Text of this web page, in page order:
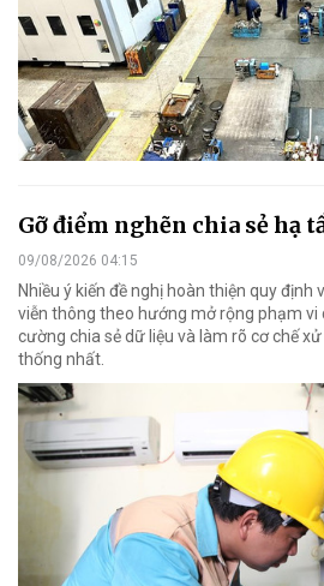
Gỡ điểm nghẽn chia sẻ hạ
09/08/2026 04:15
Nhiều ý kiến đề nghị hoàn thiện quy định
viễn thông theo hướng mở rộng phạm vi
cường chia sẻ dữ liệu và làm rõ cơ chế
thống nhất.